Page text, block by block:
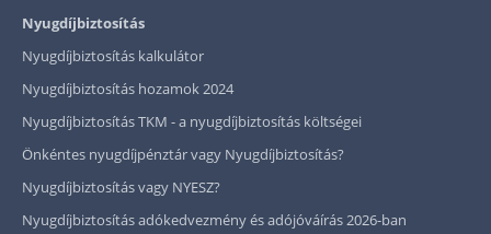
Nyugdíjbiztosítás
Nyugdíjbiztosítás kalkulátor
Nyugdíjbiztosítás hozamok 2024
Nyugdíjbiztosítás TKM - a nyugdíjbiztosítás költségei
Önkéntes nyugdíjpénztár vagy Nyugdíjbiztosítás?
Nyugdíjbiztosítás vagy NYESZ?
Nyugdíjbiztosítás adókedvezmény és adójóváírás 2026-ban